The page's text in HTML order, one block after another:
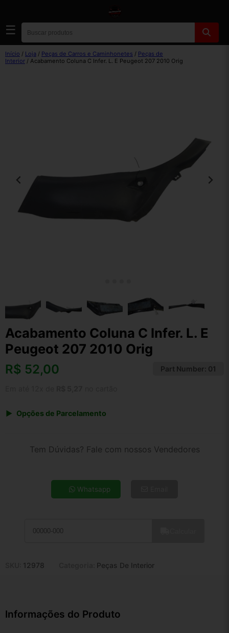
☰
Início / Loja / Peças de Carros e Caminhonetes / Peças de
Interior / Acabamento Coluna C Infer. L. E Peugeot 207 2010 Orig
Acabamento Coluna C Infer. L. E
Peugeot 207 2010 Orig
R$ 52,00 Part Number: 01
Opções de Parcelamento
9x de R$ 6,80
Tem Dúvidas? Fale com nossos Vendedores
Whatsapp
12978 Peças De Interior
Informações do Produto